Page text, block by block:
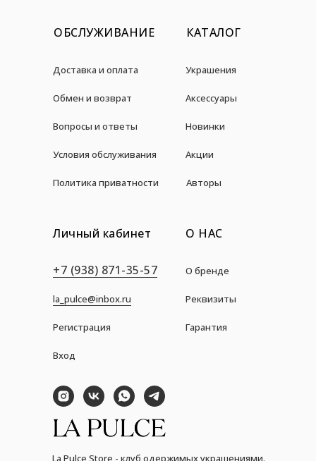
ОБСЛУЖИВАНИЕ
Доставка и оплата
Обмен и возврат
Вопросы и ответы
КАТАЛОГ
Украшения
Аксессуары
Новинки
Акции
Условия обслуживания
Политика приватности
О НАС
О бренде
Авторы
Личный кабинет
Вход
+7 (938) 871-35-57
la_pulce@inbox.ru
La Pulce Store - клуб одержимых украшениями.
Реквизиты
Гарантия
Регистрация